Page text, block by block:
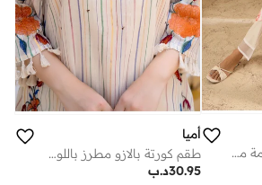
قمصان كورتاس مستقيمة مطبوعة باللون الأبيض الكريمي
أميا
طقم كورتة بالازو مطرز باللون الأبيض الكريمي
د.ب30.95